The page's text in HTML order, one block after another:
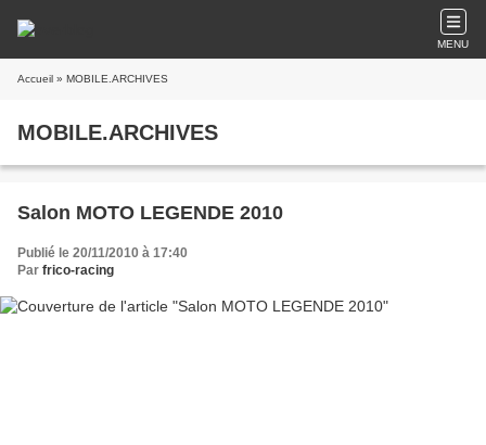
MENU
Accueil » MOBILE.ARCHIVES
MOBILE.ARCHIVES
Salon MOTO LEGENDE 2010
Publié le 20/11/2010 à 17:40
Par frico-racing